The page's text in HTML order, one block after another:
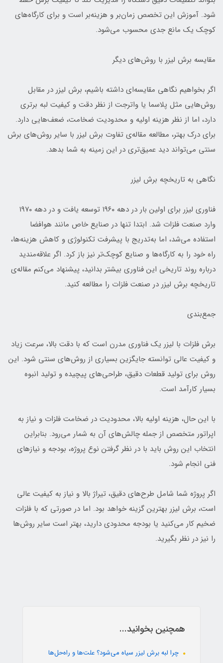
شود. آموزش این تخصص زمان‌بر و هزینه‌بر است و برای کارگاه‌های
کوچک یک مانع جدی محسوب می‌شود.
مقایسه برش لیزر با روش‌های دیگر
اگر بخواهیم نگاهی مقایسه‌ای داشته باشیم، برش لیزر در مقابل
روش‌هایی مثل پلاسما یا واترجت از نظر دقت و کیفیت لبه برتری
دارد، اما از نظر هزینه اولیه و محدودیت ضخامت، ضعف‌هایی دارد.
برای درک بهتر، مطالعه مقاله‌ی تفاوت برش لیزر با سایر روش‌های برش
سنتی می‌تواند دید عمیق‌تری در این زمینه به شما بدهد.
نگاهی به تاریخچه برش لیزر
فناوری لیزر برای اولین بار در دهه ۱۹۶۰ توسعه یافت و در دهه ۱۹۷۰
وارد صنعت فلزات شد. ابتدا تنها در صنایع خاص مانند هوافضا
استفاده می‌شد، اما به‌تدریج با پیشرفت تکنولوژی و کاهش هزینه‌ها،
راه خود را به کارگاه‌ها و صنایع کوچک‌تر نیز باز کرد. اگر علاقه‌مندید
درباره روند تاریخی این فناوری بیشتر بدانید، پیشنهاد می‌کنم مقاله‌ی
تاریخچه برش لیزر در صنعت فلزات را مطالعه کنید.
جمع‌بندی
برش فلزات با لیزر یک فناوری مدرن است که با دقت بالا، سرعت زیاد
و کیفیت عالی توانسته جایگزین بسیاری از روش‌های سنتی شود. این
روش برای تولید قطعات دقیق، طراحی‌های پیچیده و تولید انبوه
بسیار کارآمد است.
با این حال، هزینه اولیه بالا، محدودیت در ضخامت فلزات و نیاز به
اپراتور متخصص از جمله چالش‌های آن به شمار می‌رود. بنابراین
انتخاب این روش باید با در نظر گرفتن نوع پروژه، بودجه و نیازهای
فنی انجام شود.
اگر پروژه شما شامل طرح‌های دقیق، تیراژ بالا و نیاز به کیفیت عالی
است، برش لیزر بهترین گزینه خواهد بود. اما در صورتی که با فلزات
ضخیم کار می‌کنید یا بودجه محدودی دارید، بهتر است سایر روش‌ها
را نیز در نظر بگیرید.
همچنین بخوانید...
چرا لبه برش لیزر سیاه می‌شود؟ علت‌ها و راه‌حل‌ها